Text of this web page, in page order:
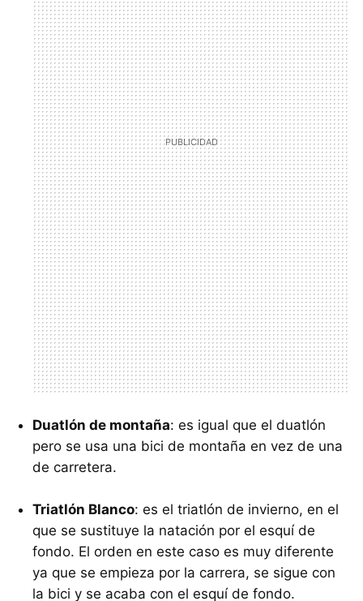
Duatlón de montaña: es igual que el duatlón
pero se usa una bici de montaña en vez de una
de carretera.
Triatlón Blanco: es el triatlón de invierno, en el
que se sustituye la natación por el esquí de
fondo. El orden en este caso es muy diferente
ya que se empieza por la carrera, se sigue con
la bici y se acaba con el esquí de fondo.